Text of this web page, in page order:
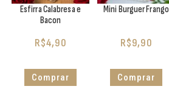
Esfirra Calabresa e
Bacon
R$4,90
Comprar
Mini Burguer Frango
R$9,90
Comprar